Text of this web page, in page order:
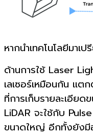
หากนำเทคโนโลยีมาเ
ด้านการใช้Laser
เลเซอร์เหมือนกัน แต
ที่การเก็บรายละเอียด
LiDAR จะใช้กับ
ขนาดใหญ่ อีกทั้งยังมี